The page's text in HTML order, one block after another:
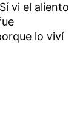
vi el aliento
lo viví